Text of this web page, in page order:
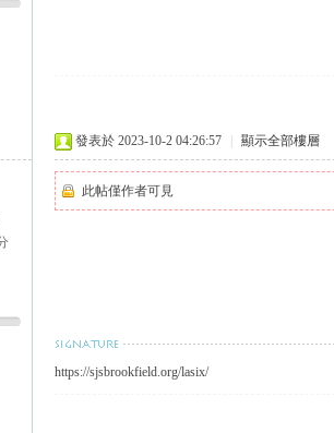
發表於 2023-10-2 04:26:57 顯示全部樓層
此帖僅作者可見
https://sjsbrookfield.org/lasix/